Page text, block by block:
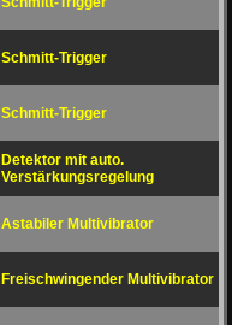
Schmitt-Trigger
Schmitt-Trigger
Detektor mit auto.
Verstärkungsregelung
Astabiler Multivibrator
Freischwingender Multivibrator